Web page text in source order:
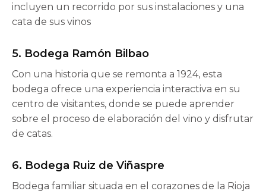
incluyen un recorrido por sus instalaciones y una
cata de sus vinos
5. Bodega Ramón Bilbao
Con una historia que se remonta a 1924, esta
bodega ofrece una experiencia interactiva en su
centro de visitantes, donde se puede aprender
sobre el proceso de elaboración del vino y disfrutar
de catas.
6. Bodega Ruiz de Viñaspre
Bodega familiar situada en el corazones de la Rioja